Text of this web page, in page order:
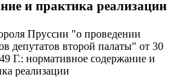
и практика реализации
Пруссии "о проведении
депутатов второй палаты" от 30
Г.: нормативное содержание и
реализации